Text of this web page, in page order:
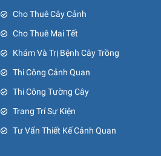
Cho Thuê Cây Cảnh
Cho Thuê Mai Tết
Khám Và Trị Bệnh Cây Trồng
Thi Công Cảnh Quan
Thi Công Tường Cây
Trang Trí Sự Kiện
Tư Vấn Thiết Kế Cảnh Quan